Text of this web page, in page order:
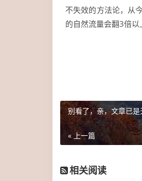
不失效的方法论，从
的自然流量会翻3倍以
别看了，亲，文章已
« 上一篇
相关阅读